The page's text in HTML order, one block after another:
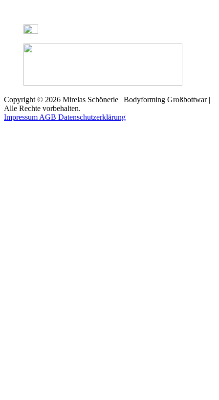
Copyright © 2026 Mirelas Schönerie | Bodyforming Großbottwar |
Alle Rechte vorbehalten.
ImpressumAGB Datenschutzerklärung